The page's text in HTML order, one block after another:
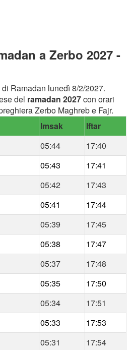
a Zerbo 2027 -
Ramadan lunedì 8/2/2027.
del ramadan 2027con orari
Zerbo Maghreb e Fajr.
Imsak
Iftar
05:44
17:40
05:43
17:41
05:42
17:43
05:41
17:44
05:39
17:45
05:38
17:47
05:37
17:48
05:35
17:50
05:34
17:51
05:33
17:53
05:31 17:54